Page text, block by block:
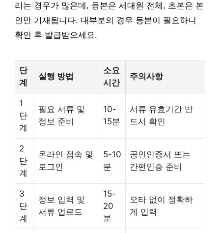
리는 경우가 많은데, 등본은 세대원 전체, 초본은 본
인만 기재됩니다. 대부분의 경우 등본이 필요하니
확인 후 발급받으세요.
단
계
실행 방법
소요
시간
주의사항
1
단
계
필요 서류 및
정보 준비
10-
15분
서류 유효기간 반
드시 확인
2
단
계
온라인 접속 및
로그인
5-10
분
공인인증서 또는
간편인증 준비
3
단
계
정보 입력 및
서류 업로드
15-
20
분
오타 없이 정확하
게 입력